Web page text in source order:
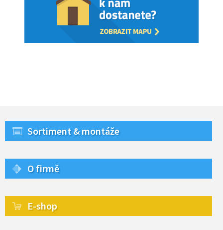
Sortiment & montáže
O firmě
E-shop